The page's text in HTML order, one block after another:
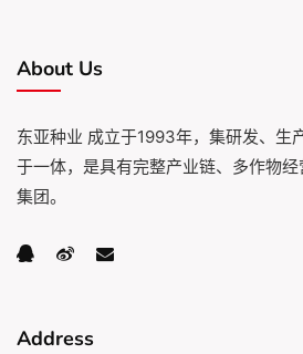
About Us
东亚种业 成立于1993年，集研发、生
于一体，是具有完整产业链、多作物
集团。
Address